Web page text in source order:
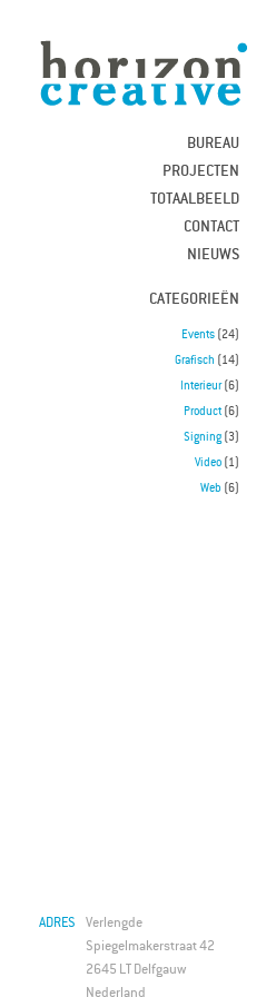
BUREAU
PROJECTEN
TOTAALBEELD
CONTACT
NIEUWS
CATEGORIEËN
Events (24)
Grafisch (14)
Interieur(6)
Product (6)
Signing (3)
Video (1)
Web (6)
ADRES Verlengde
Spiegelmakerstraat 42
2645 LT Delfgauw
Nederland